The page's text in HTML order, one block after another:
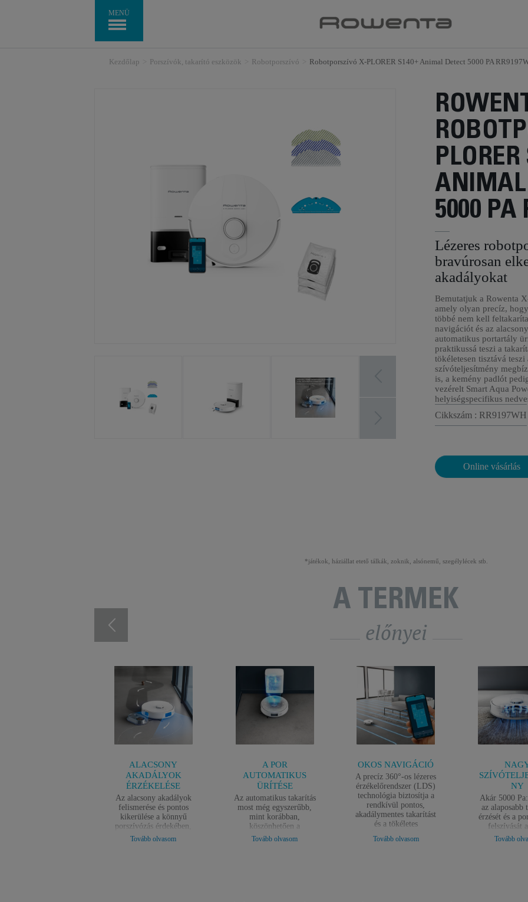
MENÜ
Kezdőlap Porszívók, takarító eszközök Robotporszívó Robotporszívó X-PLORER S140+ Animal Detect 5000 PA
PLORER
ANIMAL
5000 PA
Lézeres
bravúrosan
akadályokat
Bemutatjuk a Rowenta
amely olyan precíz,
többé nem kell
navigációt és az
automatikus portartály
praktikussá teszi a
tökéletesen tisztává
szívóteljesítmény
is, a kemény padlót
vezérelt Smart Aqua
helyiségspecifikus
Cikkszám : RR9197WH
Online vásárlás
*játékok, háziállat etető tálkák, zoknik, alsónemű, szegélylécek stb.
A TERMÉK
előnyei
ALACSONY
AKADÁLYOK
ÉRZÉKELÉSE
Az alacsony akadályok
felismerése és pontos
kikerülése a könnyű
porszívózás érdekében,
anélkül, hogy előzetesen
Tovább olvasom
A POR
AUTOMATIKUS
ÜRÍTÉSE
Az automatikus takarítás
most még egyszerűbb,
mint korábban,
köszönhetően a
portartály
Tovább olvasom
OKOS NAVIGÁCIÓ
A precíz 360°-os lézeres
érzékelőrendszer (LDS)
technológia biztosítja a
rendkívül pontos,
akadálymentes takarítást
és a tökéletes
állandó térkép funkció
Tovább olvasom
NY
Akár 5000
az alaposabb
érzését és a
felszívását
Tovább